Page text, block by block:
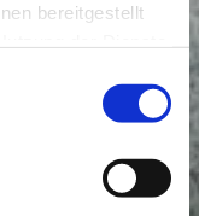
bereitgestellt